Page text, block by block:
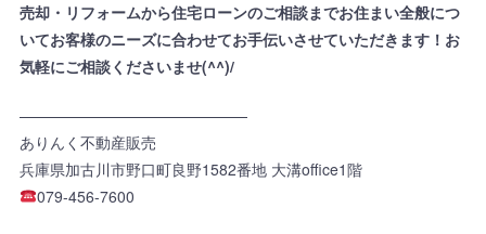
売却・リフォームから住宅ローンのご相談までお住まい全般につ
いてお客様のニーズに合わせてお手伝いさせていただきます！お
気軽にご相談くださいませ(^^)/
———————————————
ありんく不動産販売
兵庫県加古川市野口町良野1582番地 大溝office1階
079-456-7600